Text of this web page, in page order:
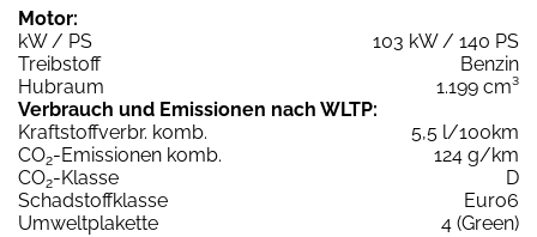
Motor:
kW / PS
103 kW / 140 PS
Treibstoff
Benzin
Hubraum
1.199 cm³
Verbrauch und Emissionen nach WLTP:
Kraftstoffverbr. komb.
5,5 l/100km
CO2-Emissionen komb.
124 g/km
CO2-Klasse
D
Schadstoffklasse
Euro6
Umweltplakette
4 (Green)